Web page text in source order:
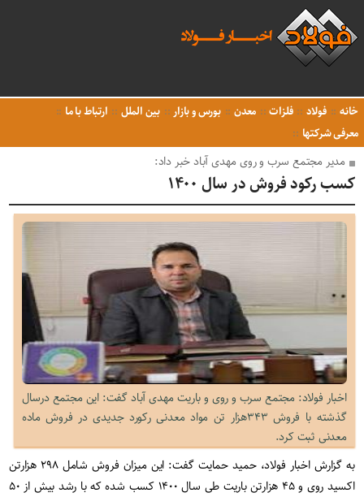
خانه فولاد فلزات معدن بورس و بازار بین الملل
ارتباط با ما
معرفی شرکتها
مدیر مجتمع سرب و روی مهدی آباد خبر داد:
کسب رکود فروش در سال ۱۴۰۰
اخبار فولاد: مجتمع سرب و روی و باریت مهدی آباد گفت: این مجتمع درسال
گذشته با فروش ۳۴۳هزار تن مواد معدنی رکورد جدیدی در فروش ماده
معدنی ثبت کرد.
به گزارش اخبار فولاد، حمید حمایت گفت: این میزان فروش شامل ۲۹۸ هزارتن
اکسید روی و ۴۵ هزارتن باریت طی سال ۱۴۰۰ کسب شده که با رشد بیش از ۵۰